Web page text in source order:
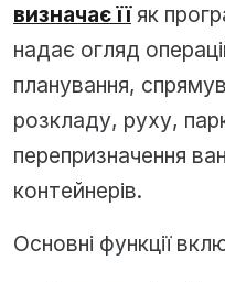
визначає їїяк
надає огляд
планування,
розкладу, руху,
перепризначення
контейнерів.
Основні функції